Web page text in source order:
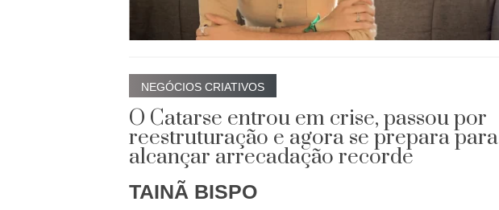
NEGÓCIOS CRIATIVOS
O Catarse entrou em crise, passou por
reestruturação e agora se prepara para
alcançar arrecadação recorde
TAINÃ BISPO